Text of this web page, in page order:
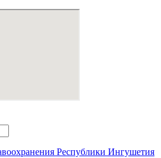
Республики Ингушетия